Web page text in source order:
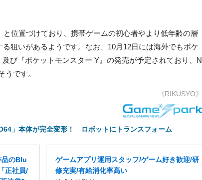
位置づけており、携帯ゲームの初心者やより低年齢の層
狙いがあるようです。なお、10月12日には海外でもポケ
び『ポケットモンスター Y』の発売が予定されており、N
うです。
《RIKUSYO》
」本体が完全変形！ ロボットにトランスフォーム
品のBlu
正社員/
ゲームアプリ運用スタッフ/ゲーム好き歓迎/研
修充実/有給消化率高い